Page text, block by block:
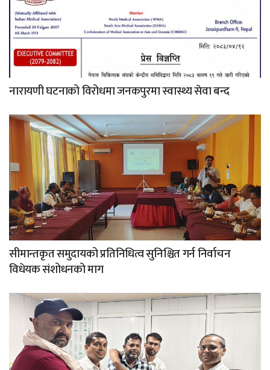
नारायणी घटनाको विरोधमा जनकपुरमा स्वास्थ्य सेवा बन्द
सीमान्तकृत समुदायको प्रतिनिधित्व सुनिश्चित गर्न निर्वाचन
विधेयक संशोधनको माग